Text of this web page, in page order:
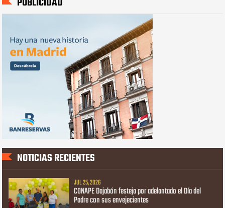
NOTICIAS RECIENTES
JUL 25, 2026
CONAPE Dajabón festeja por adelantado el Día del
Padre con sus envejecientes